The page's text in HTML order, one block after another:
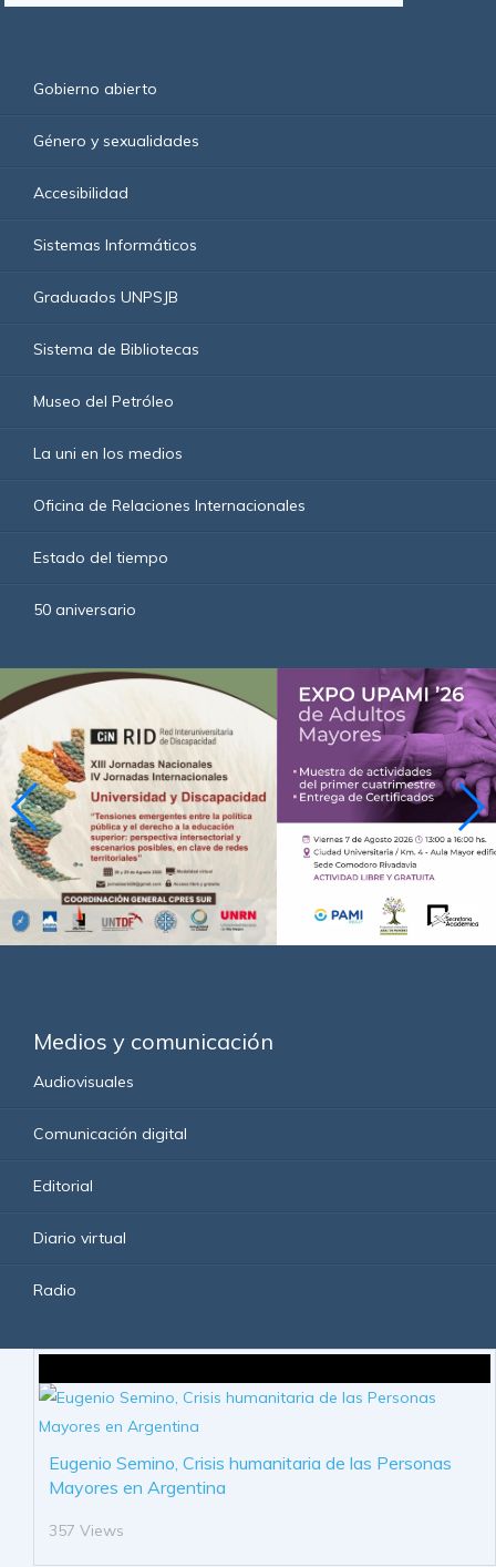
Gobierno abierto
Género y sexualidades
Accesibilidad
Sistemas Informáticos
Graduados UNPSJB
Sistema de Bibliotecas
Museo del Petróleo
La uni en los medios
Oficina de Relaciones Internacionales
Estado del tiempo
50 aniversario
Medios y comunicación
Audiovisuales
Comunicación digital
Editorial
Diario virtual
Radio
Eugenio Semino, Crisis humanitaria de las Personas
Mayores en Argentina
357 Views